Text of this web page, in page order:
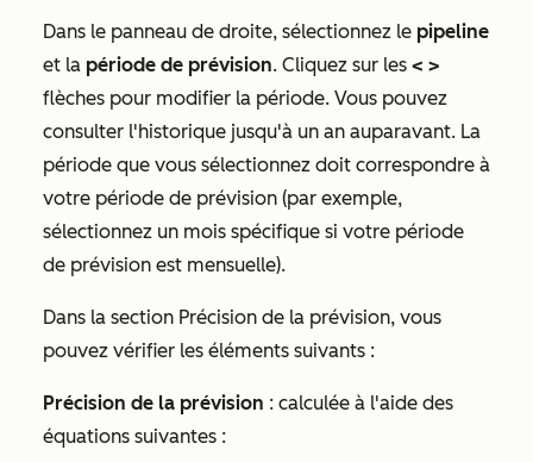
Dans le panneau de droite, sélectionnez le pipeline
et la période de prévision. Cliquez sur les < >
flèches pour modifier la période. Vous pouvez
consulter l'historique jusqu'à un an auparavant. La
période que vous sélectionnez doit correspondre à
votre période de prévision (par exemple,
sélectionnez un mois spécifique si votre période
de prévision est mensuelle).
Dans la section Précision de la prévision, vous
pouvez vérifier les éléments suivants :
Précision de la prévision : calculée à l'aide des
équations suivantes :